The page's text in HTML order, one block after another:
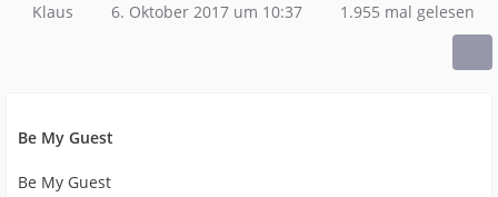
Klaus 6. Oktober 2017 um 10:37 1.955 mal gelesen
Be My Guest
Be My Guest